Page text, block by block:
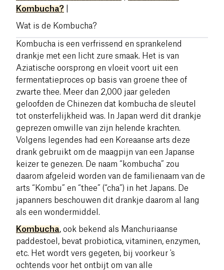
Kombucha?
Wat is de Kombucha?
Kombucha is een verfrissend en sprankelend
drankje met een licht zure smaak. Het is van
Aziatische oorsprong en vloeit voort uit een
fermentatieproces op basis van groene thee of
zwarte thee. Meer dan 2,000 jaar geleden
geloofden de Chinezen dat kombucha de sleutel
tot onsterfelijkheid was. In Japan werd dit drankje
geprezen omwille van zijn helende krachten.
Volgens legendes had een Koreaanse arts deze
drank gebruikt om de maagpijn van een Japanse
keizer te genezen.
De naam “kombucha” zou
daarom afgeleid worden van de familienaam van de
arts “Kombu” en “thee” (“cha”) in het Japans.
De
japanners beschouwen dit drankje daarom al lang
als een wondermiddel.
Kombucha, ook bekend als Manchuriaanse
paddestoel, bevat probiotica, vitaminen, enzymen,
etc. Het wordt vers gegeten, bij voorkeur 's
ochtends voor het ontbijt om van alle